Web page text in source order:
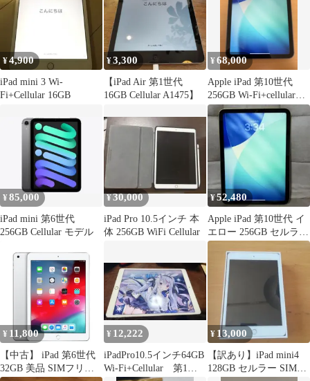
¥4,900
iPad mini 3 Wi-
Fi+Cellular 16GB
¥3,300
【iPad Air 第1世代
16GB Cellular A1475】
¥68,000
Apple iPad 第10世代
256GB Wi-Fi+cellularモ
デル
¥85,000
iPad mini 第6世代
256GB Cellular モデル
¥30,000
iPad Pro 10.5インチ 本
体 256GB WiFi Cellular
¥52,480
Apple iPad 第10世代 イ
エロー 256GB セルラー
モデル
¥ 11,800
【中古】 iPad 第6世代
32GB 美品 SIMフリー
¥ 12,222
iPadPro10.5インチ64GB
Wi-Fi+Cellular 第1世
¥ 13,000
【訳あり】iPad mini4
128GB セルラー SIMフ